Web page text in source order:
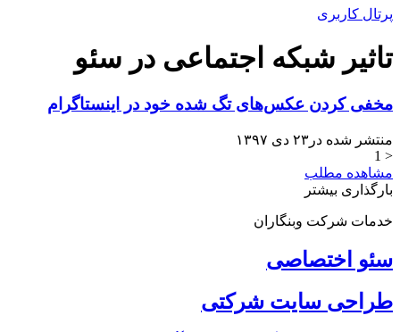
پرتال کاربری
تاثیر شبکه اجتماعی در سئو
مخفی کردن عکس‌های تگ شده خود در اینستاگرام
منتشر شده در۲۳ دی ۱۳۹۷
< 1
مشاهده مطلب
بارگذاری بیشتر
خدمات شرکت وبنگاران
سئو اختصاصی
طراحی سایت شرکتی